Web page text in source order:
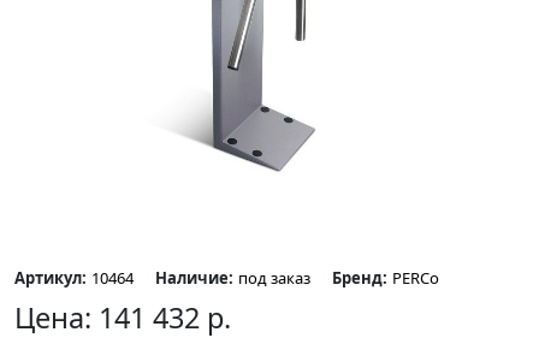
Артикул: 10464 Наличие: под заказ Бренд: PERCo
Цена: 141 432 р.